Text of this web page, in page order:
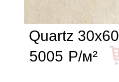
Quartz 30x60
5005 Р/м²